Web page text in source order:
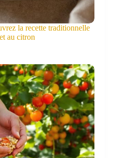
la recette traditionnelle
au citron